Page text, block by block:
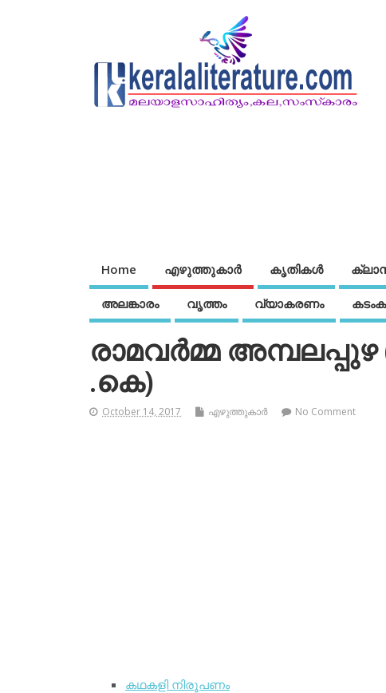
Home എഴുത്തുകാര്‍ കൃതികൾ
അലങ്കാരം വൃത്തം വ്യാകരണം
രാമവര്‍മ്മ
.കെ)
October 14, 2017 എഴുത്തുകാര്‍ No Comment
കഥകളി നിരൂപണം